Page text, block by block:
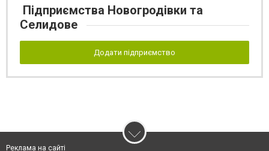
Підприємства Новогродівки та
Селидове
Додати підприємство
Реклама на сайті